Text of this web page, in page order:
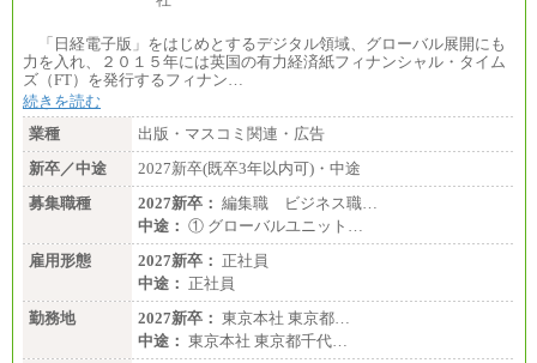
「日経電子版」をはじめとするデジタル領域、グローバル展開にも
力を入れ、２０１５年には英国の有力経済紙フィナンシャル・タイム
ズ（FT）を発行するフィナン…
続きを読む
業種
出版・マスコミ関連・広告
新卒／中途
2027新卒(既卒3年以内可)・中途
募集職種
2027新卒： 編集職 ビジネス職…
中途： ① グローバルユニット…
雇用形態
2027新卒： 正社員
中途： 正社員
勤務地
2027新卒： 東京本社 東京都…
中途： 東京本社 東京都千代…